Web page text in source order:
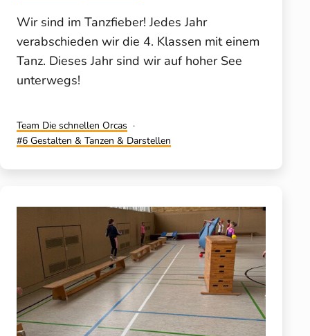
Wir sind im Tanzfieber! Jedes Jahr
verabschieden wir die 4. Klassen mit einem
Tanz. Dieses Jahr sind wir auf hoher See
unterwegs!
Kategorisiert
als
Team Die schnellen Orcas
Verschlagwortet
6 Gestalten & Tanzen & Darstellen